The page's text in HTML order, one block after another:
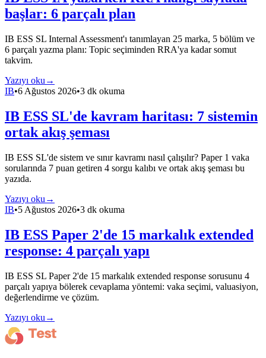
başlar: 6 parçalı plan
IB ESS SL Internal Assessment'ı tanımlayan 25 marka, 5 bölüm ve
6 parçalı yazma planı: Topic seçiminden RRA'ya kadar somut
takvim.
Yazıyı oku →
IB•6 Ağustos 2026•3 dk okuma
IB ESS SL'de kavram haritası: 7 sistemin
ortak akış şeması
IB ESS SL'de sistem ve sınır kavramı nasıl çalışılır? Paper 1 vaka
sorularında 7 puan getiren 4 sorgu kalıbı ve ortak akış şeması bu
yazıda.
Yazıyı oku →
IB•5 Ağustos 2026•3 dk okuma
IB ESS Paper 2'de 15 markalık extended
response: 4 parçalı yapı
IB ESS SL Paper 2'de 15 markalık extended response sorusunu 4
parçalı yapıya bölerek cevaplama yöntemi: vaka seçimi, valuasiyon,
değerlendirme ve çözüm.
Yazıyı oku →